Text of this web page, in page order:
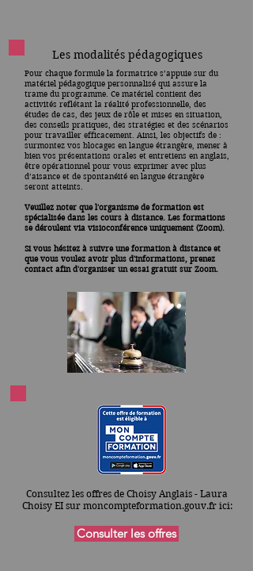
Les modalités pédagogiques
Pour chaque formule la formatrice s’appuie sur du
matériel pédagogique personnalisé qui assure la
trame du programme. Ce matériel contient des
activités reflétant la réalité professionnelle, des
études de cas, des jeux de rôle et mises en situation,
des conseils pratiques, des stratégies et des scénarios
pour travailler efficacement. Ainsi, les objectifs de :
surmontez vos blocages en langue étrangère, mener à
bien vos présentations orales et entretiens en anglais,
être opérationnel pour vous exprimer avec plus
d’aisance et de spontanéité en langue étrangère
seront atteints.
Veuillez noter que l'organisme de formation est
spécialisée dans les cours à distance. Les formations
se déroulent via visioconférence uniquement (Zoom).
Si vous hésitez à suivre une formation à distance et
que vous voulez avoir plus d'informations, prenez
contact afin d'organiser un essai gratuit sur Zoom.
Consultez les offres de Choisy Anglais - Laura
Choisy EI sur moncompteformation.gouv.fr ici:
Consulter les offres